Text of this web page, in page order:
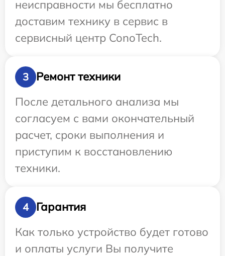
неисправности мы бесплатно
доставим технику в сервис в
сервисный центр ConoTech.
3
Ремонт техники
После детального анализа мы
согласуем с вами окончательный
расчет, сроки выполнения и
приступим к восстановлению
техники.
4
Гарантия
Как только устройство будет готово
и оплаты услуги Вы получите